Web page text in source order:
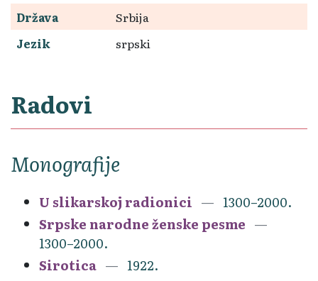
Država
Srbija
Jezik
srpski
Radovi
Monografije
U slikarskoj radionici
1300–2000.
Srpske narodne ženske pesme
1300–2000.
Sirotica
1922.